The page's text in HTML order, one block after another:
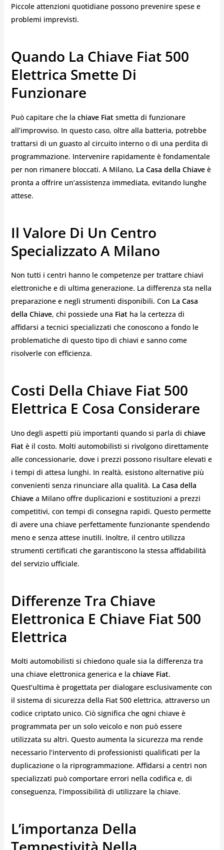
Piccole attenzioni quotidiane possono prevenire spese e
problemi imprevisti.
Quando La Chiave Fiat 500
Elettrica Smette Di
Funzionare
Può capitare che la chiave Fiatsmetta di funzionare
all’improvviso. In questo caso, oltre alla batteria, potrebbe
trattarsi di un guasto al circuito interno o di una perdita di
programmazione. Intervenire rapidamente è fondamentale
per non rimanere bloccati. A Milano, La Casa della Chiaveè
pronta a offrire un’assistenza immediata, evitando lunghe
attese.
Il Valore Di Un Centro
Specializzato A Milano
Non tutti i centri hanno le competenze per trattare chiavi
elettroniche e di ultima generazione. La differenza sta nella
preparazione e negli strumenti disponibili. Con La Casa
della Chiave, chi possiede una Fiatha la certezza di
affidarsi a tecnici specializzati che conoscono a fondo le
problematiche di questo tipo di chiavi e sanno come
risolverle con efficienza.
Costi Della Chiave Fiat 500
Elettrica E Cosa Considerare
Uno degli aspetti più importanti quando si parla di chiave
Fiatè il costo. Molti automobilisti si rivolgono direttamente
alle concessionarie, dove i prezzi possono risultare elevati e
i tempi di attesa lunghi. In realtà, esistono alternative più
convenienti senza rinunciare alla qualità. La Casa della
Chiavea Milano offre duplicazioni e sostituzioni a prezzi
competitivi, con tempi di consegna rapidi. Questo permette
di avere una chiave perfettamente funzionante spendendo
meno e senza attese inutili. Inoltre, il centro utilizza
strumenti certificati che garantiscono la stessa affidabilità
del servizio ufficiale.
Differenze Tra Chiave
Elettronica E Chiave Fiat 500
Elettrica
Molti automobilisti si chiedono quale sia la differenza tra
una chiave elettronica generica e la chiave Fiat.
Quest’ultima è progettata per dialogare esclusivamente con
il sistema di sicurezza della Fiat 500 elettrica, attraverso un
codice criptato unico. Ciò significa che ogni chiave è
programmata per un solo veicolo e non può essere
utilizzata su altri. Questo aumenta la sicurezza ma rende
necessario l’intervento di professionisti qualificati per la
duplicazione o la riprogrammazione. Affidarsi a centri non
specializzati può comportare errori nella codifica e, di
conseguenza, l’impossibilità di utilizzare la chiave.
L’importanza Della